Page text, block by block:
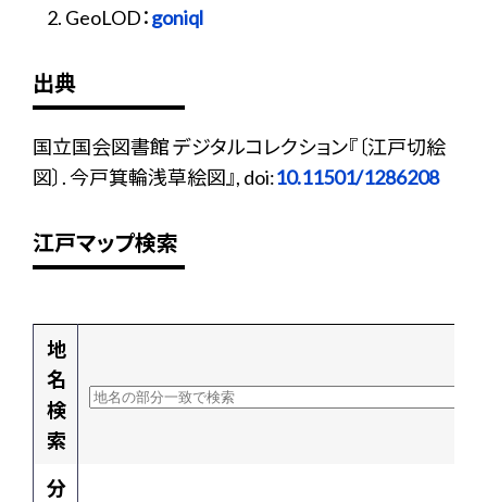
GeoLOD：goniql
出典
国立国会図書館 デジタルコレクション『〔江戸切絵
図〕. 今戸箕輪浅草絵図』, doi:10.11501/1286208
江戸マップ検索
地
名
検
索
分